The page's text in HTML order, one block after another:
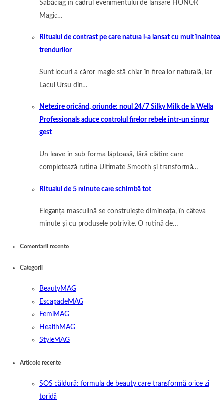
Săbăciag în cadrul evenimentului de lansare HONOR
Magic…
Ritualul de contrast pe care natura l-a lansat cu mult înaintea
trendurilor
Sunt locuri a căror magie stă chiar în firea lor naturală, iar
Lacul Ursu din…
Netezire oricând, oriunde: noul 24/7 Silky Milk de la Wella
Professionals aduce controlul firelor rebele într-un singur
gest
Un leave in sub forma lăptoasă, fără clătire care
completează rutina Ultimate Smooth și transformă…
Ritualul de 5 minute care schimbă tot
Eleganța masculină se construiește dimineața, în câteva
minute și cu produsele potrivite. O rutină de…
Comentarii recente
Categorii
BeautyMAG
EscapadeMAG
FemiMAG
HealthMAG
StyleMAG
Articole recente
SOS căldură: formula de beauty care transformă orice zi
toridă